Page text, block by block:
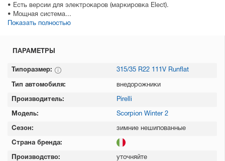
• Есть версии для электрокаров (маркировка Elect).
• Мощная система...
Показать полностью
ПАРАМЕТРЫ
Типоразмер: 315/35 R22 111V Runflat
Тип автомобиля: внедорожники
Производитель: Pirelli
Модель: Scorpion Winter 2
Сезон: зимние нешипованные
Страна бренда:
Производство: уточняйте